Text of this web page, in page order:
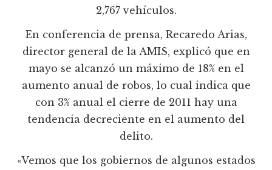
2,767 vehículos.
En conferencia de prensa, Recaredo Arias,
director general de la AMIS, explicó que en
mayo se alcanzó un máximo de 18% en el
aumento anual de robos, lo cual indica que
con 3% anual el cierre de 2011 hay una
tendencia decreciente en el aumento del
delito.
«Vemos que los gobiernos de algunos estados